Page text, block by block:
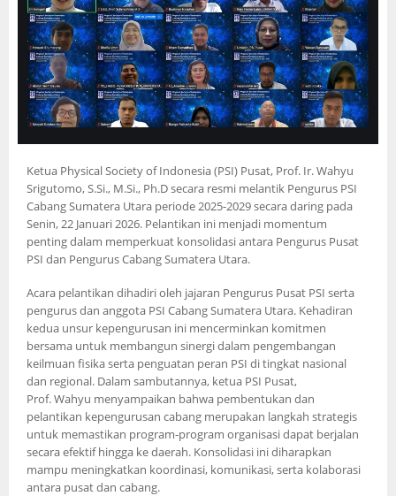
Ketua Physical Society of Indonesia (PSI) Pusat, Prof. Ir. Wahyu
Srigutomo, S.Si., M.Si., Ph.D secara resmi melantik Pengurus PSI
Cabang Sumatera Utara periode 2025-2029 secara daring pada
Senin, 22 Januari 2026. Pelantikan ini menjadi momentum
penting dalam memperkuat konsolidasi antara Pengurus Pusat
PSI dan Pengurus Cabang Sumatera Utara.
Acara pelantikan dihadiri oleh jajaran Pengurus Pusat PSI serta
pengurus dan anggota PSI Cabang Sumatera Utara. Kehadiran
kedua unsur kepengurusan ini mencerminkan komitmen
bersama untuk membangun sinergi dalam pengembangan
keilmuan fisika serta penguatan peran PSI di tingkat nasional
dan regional. Dalam sambutannya, ketua PSI Pusat,
Prof. Wahyu menyampaikan bahwa pembentukan dan
pelantikan kepengurusan cabang merupakan langkah strategis
untuk memastikan program-program organisasi dapat berjalan
secara efektif hingga ke daerah. Konsolidasi ini diharapkan
mampu meningkatkan koordinasi, komunikasi, serta kolaborasi
antara pusat dan cabang.